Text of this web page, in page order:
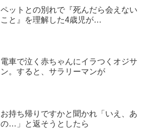
ペットとの別れで『死んだら会えない
こと』を理解した4歳児が…
電車で泣く赤ちゃんにイラつくオジサ
ン。すると、サラリーマンが
お持ち帰りですかと聞かれ「いえ、あ
の…」と返そうとしたら